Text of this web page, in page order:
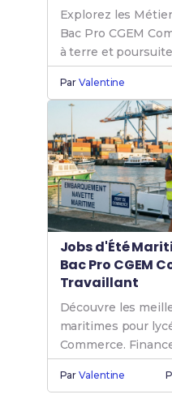
Explorez les
Bac Pro CGEM
à terre et
ParValentine
Jobs d'Été
Bac Pro CGEM
Travaillant
Découvre les
maritimes pour
Commerce.
ton expérience
ParValentine